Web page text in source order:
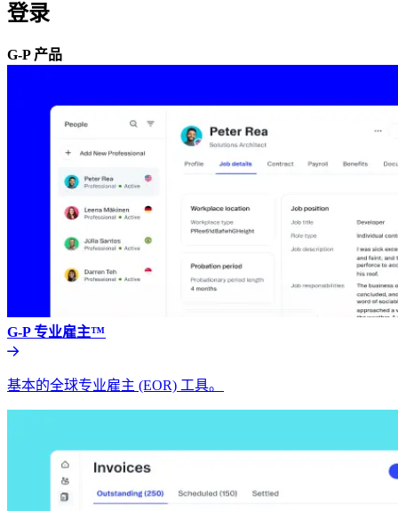
登录​​
G-P 产品​​
G-P 专业雇主™​​
基本的全球专业雇主 (EOR) 工具。​​